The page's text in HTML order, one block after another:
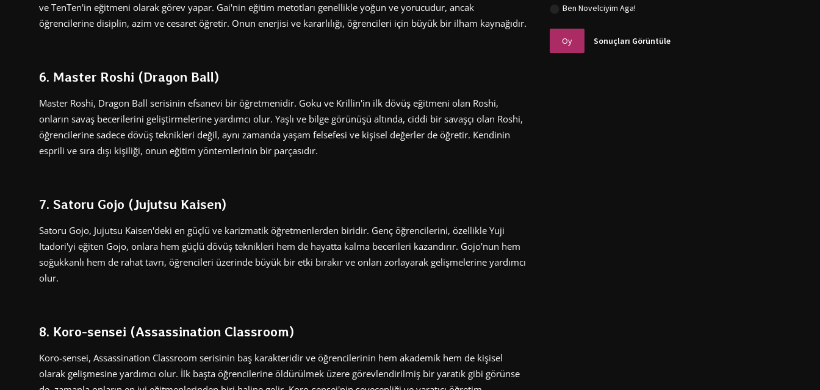
ve TenTen'in eğitmeni olarak görev yapar. Gai'nin eğitim metotları genellikle yoğun ve yorucudur, ancak
öğrencilerine disiplin, azim ve cesaret öğretir. Onun enerjisi ve kararlılığı, öğrencileri için büyük bir ilham kaynağıdır.
6. Master Roshi (Dragon Ball)
Master Roshi, Dragon Ball serisinin efsanevi bir öğretmenidir. Goku ve Krillin'in ilk dövüş eğitmeni olan Roshi,
onların savaş becerilerini geliştirmelerine yardımcı olur. Yaşlı ve bilge görünüşü altında, ciddi bir savaşçı olan Roshi,
öğrencilerine sadece dövüş teknikleri değil, aynı zamanda yaşam felsefesi ve kişisel değerler de öğretir. Kendinin
esprili ve sıra dışı kişiliği, onun eğitim yöntemlerinin bir parçasıdır.
7. Satoru Gojo (Jujutsu Kaisen)
Satoru Gojo, Jujutsu Kaisen'deki en güçlü ve karizmatik öğretmenlerden biridir. Genç öğrencilerini, özellikle Yuji
Itadori'yi eğiten Gojo, onlara hem güçlü dövüş teknikleri hem de hayatta kalma becerileri kazandırır. Gojo'nun hem
soğukkanlı hem de rahat tavrı, öğrencileri üzerinde büyük bir etki bırakır ve onları zorlayarak gelişmelerine yardımcı
olur.
8. Koro-sensei (Assassination Classroom)
Koro-sensei, Assassination Classroom serisinin baş karakteridir ve öğrencilerinin hem akademik hem de kişisel
olarak gelişmesine yardımcı olur. İlk başta öğrencilerine öldürülmek üzere görevlendirilmiş bir yaratık gibi görünse
Ben Novelciyim Aga!
Oy Sonuçları Görüntüle